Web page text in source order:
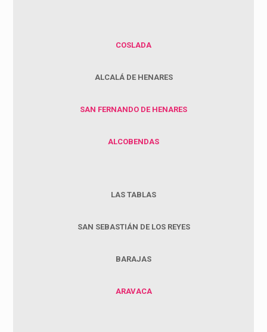
COSLADA
ALCALÁ DE HENARES
SAN FERNANDO DE HENARES
ALCOBENDAS
LAS TABLAS
SAN SEBASTIÁN DE LOS REYES
BARAJAS
ARAVACA